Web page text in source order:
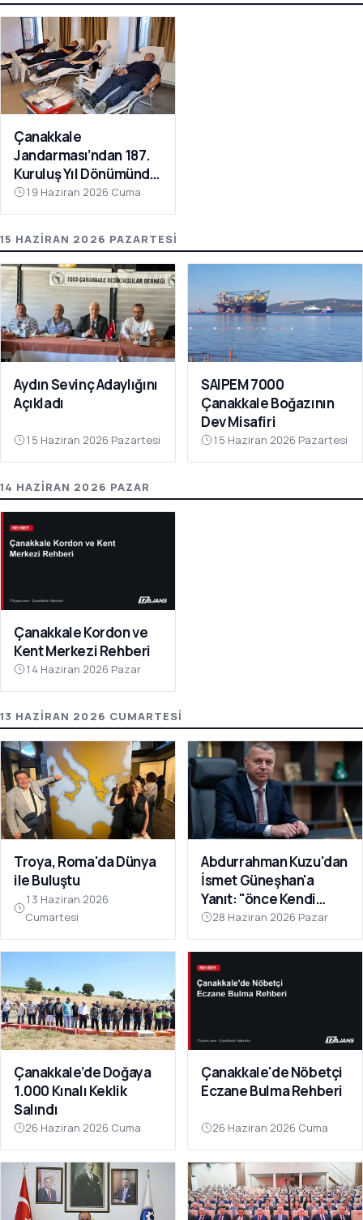
Çanakkale
Jandarması’ndan 187.
Kuruluş Yıl Dönümünde
Anlamlı Kan Bağışı
19 Haziran 2026 Cuma
15 HAZIRAN 2026 PAZARTESI
Aydın Sevinç Adaylığını
Açıkladı
15 Haziran 2026 Pazartesi
SAIPEM 7000
Çanakkale Boğazının
Dev Misafiri
15 Haziran 2026 Pazartesi
14 HAZIRAN 2026 PAZAR
Çanakkale Kordon ve
Kent Merkezi Rehberi
14 Haziran 2026 Pazar
13 HAZIRAN 2026 CUMARTESI
Troya, Roma'da Dünya
ile Buluştu
13 Haziran 2026
Cumartesi
Abdurrahman Kuzu'dan
İsmet Güneşhan'a
Yanıt: "önce Kendi
Sorumluluk Alanınıza
Bakın"
28 Haziran 2026 Pazar
Çanakkale’de Doğaya
1.000 Kınalı Keklik
Salındı
26 Haziran 2026 Cuma
Çanakkale'de Nöbetçi
Eczane Bulma Rehberi
26 Haziran 2026 Cuma